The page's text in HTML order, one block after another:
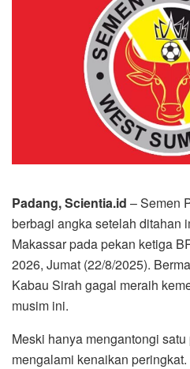
Padang, Scientia.id – Semen
berbagi angka setelah ditahan
Makassar pada pekan ketiga
2026, Jumat (22/8/2025).
Kabau Sirah gagal meraih
musim ini.
Meski hanya mengantongi
mengalami kenaikan